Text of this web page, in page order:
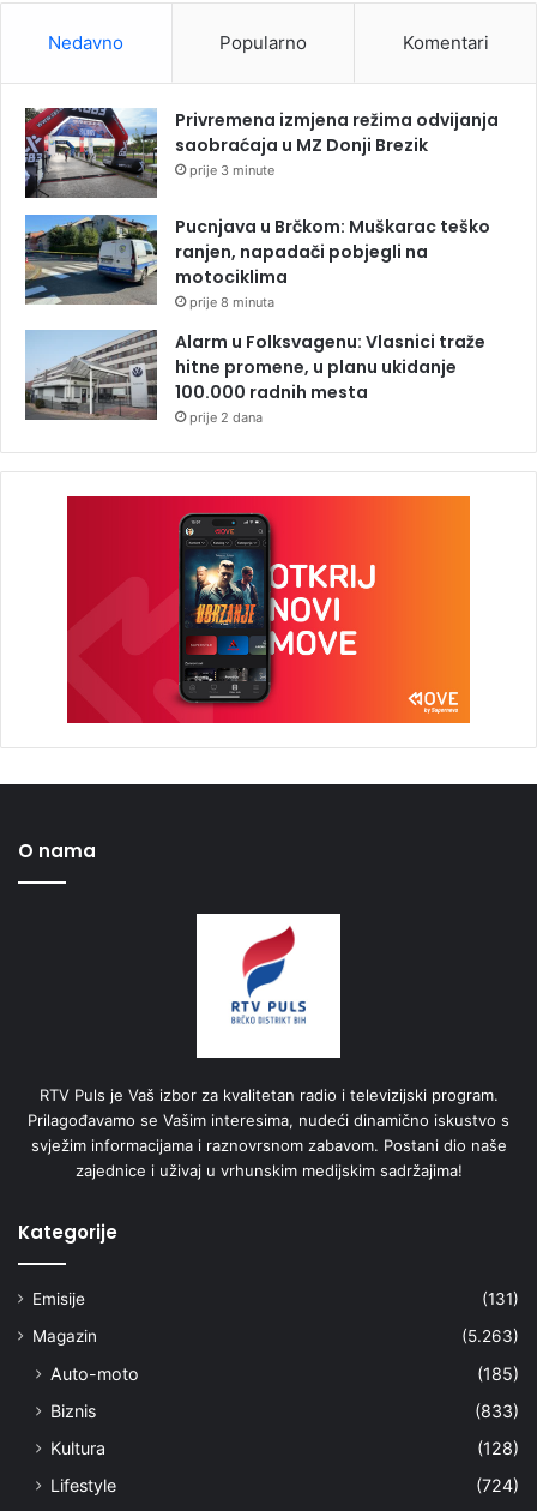
Nedavno Popularno Komentari
Privremena izmjena režima odvijanja
saobraćaja u MZ Donji Brezik
prije 3 minute
Pucnjava u Brčkom: Muškarac teško
ranjen, napadači pobjegli na
motociklima
prije 8 minuta
Alarm u Folksvagenu: Vlasnici traže
hitne promene, u planu ukidanje
100.000 radnih mesta
prije 2 dana
O nama
RTV Puls je Vaš izbor za kvalitetan radio i televizijski program.
Prilagođavamo se Vašim interesima, nudeći dinamično iskustvo s
svježim informacijama i raznovrsnom zabavom. Postani dio naše
zajednice i uživaj u vrhunskim medijskim sadržajima!
Kategorije
Emisije
(131)
Magazin
(5.263)
Auto-moto
(185)
Biznis
(833)
Kultura
(128)
Lifestyle
(724)